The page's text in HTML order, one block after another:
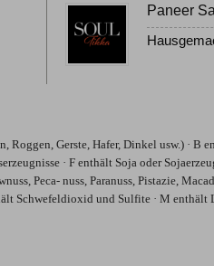
Paneer
Roggen, Gerste, Hafer, Dinkel usw.) · B
· F enthält Soja oder
Peca- nuss, Paranuss, Pistazie,
Schwefeldioxid und Sulfite · M